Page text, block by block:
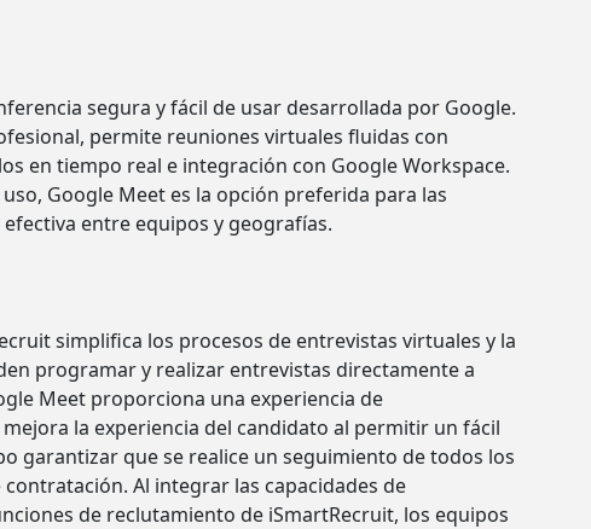
segura y fácil de usar desarrollada por Google.
permite reuniones virtuales fluidas con
en tiempo real e integración con Google Workspace.
Google Meet es la opción preferida para las
entre equipos y geografías.
simplifica los procesos de entrevistas virtuales y la
programar y realizar entrevistas directamente a
Meet proporciona una experiencia de
la experiencia del candidato al permitir un fácil
garantizar que se realice un seguimiento de todos los
Al integrar las capacidades de
de reclutamiento de iSmartRecruit, los equipos